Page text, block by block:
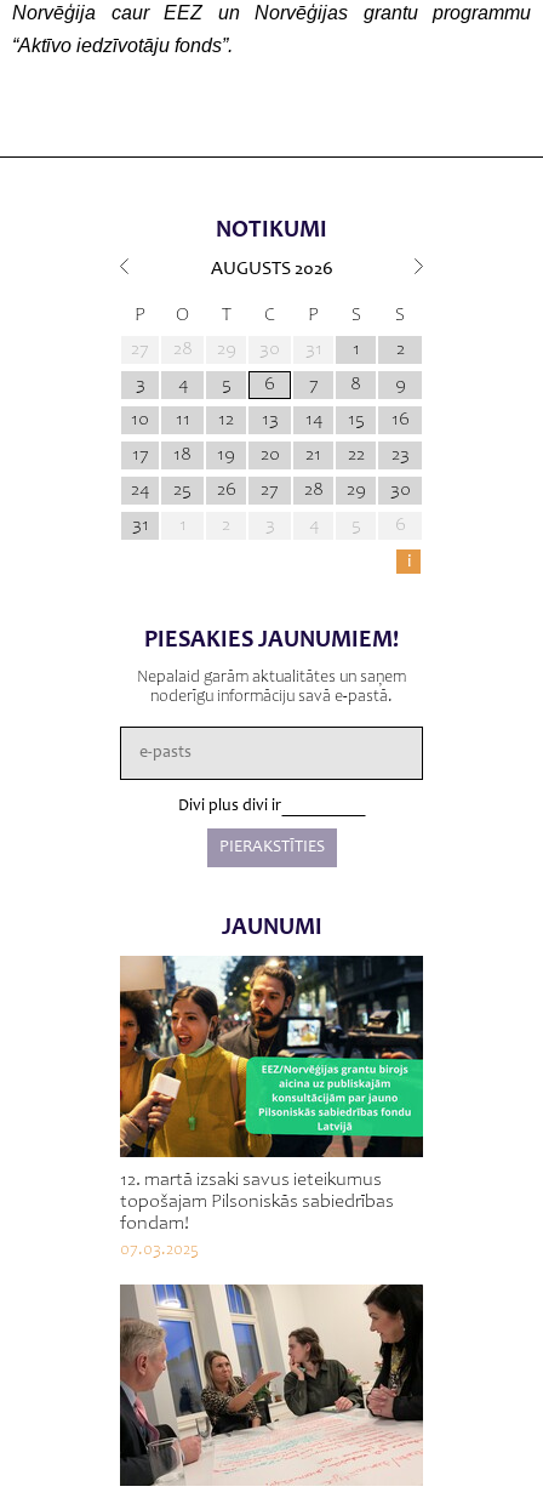
Norvēģija caur EEZ un Norvēģijas grantu programmu
“Aktīvo iedzīvotāju fonds”.
NOTIKUMI
AUGUSTS 2026
P O T C P S
S
27
28 29 30 31 1
2
3
4 5 6 7 8
9
10
11 12 13 14 15
16
17
18 19 20 21 22
23
24
25 26 27 28 29
30
31
1 2 3 4 5
6
i
PIESAKIES JAUNUMIEM!
Nepalaid garām aktualitātes un saņem
noderīgu informāciju savā e-pastā.
Divi plus divi ir
JAUNUMI
12. martā izsaki savus ieteikumus
topošajam Pilsoniskās sabiedrības
fondam!
07.03.2025